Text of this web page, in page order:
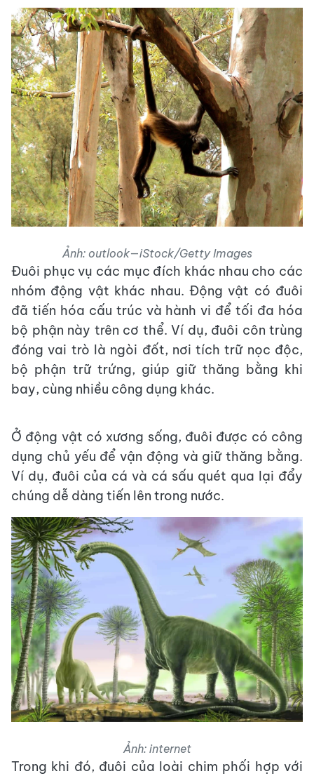
Ảnh: outlook—iStock/Getty Images
Đuôi phục vụ các mục đích khác nhau cho các
nhóm động vật khác nhau. Động vật có đuôi
đã tiến hóa cấu trúc và hành vi để tối đa hóa
bộ phận này trên cơ thể. Ví dụ, đuôi côn trùng
đóng vai trò là ngòi đốt, nơi tích trữ nọc độc,
bộ phận trữ trứng, giúp giữ thăng bằng khi
bay, cùng nhiều công dụng khác.
Ở động vật có xương sống, đuôi được có công
dụng chủ yếu để vận động và giữ thăng bằng.
Ví dụ, đuôi của cá và cá sấu quét qua lại đẩy
chúng dễ dàng tiến lên trong nước.
Ảnh: internet
Trong khi đó, đuôi của loài chim phối hợp với